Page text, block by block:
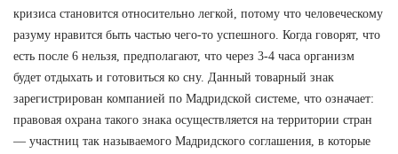
кризиса становится относительно легкой, потому что человеческому
разуму нравится быть частью чего-то успешного. Когда говорят, что
есть после 6 нельзя, предполагают, что через 3-4 часа организм
будет отдыхать и готовиться ко сну. Данный товарный знак
зарегистрирован компанией по Мадридской системе, что означает:
правовая охрана такого знака осуществляется на территории стран
— участниц так называемого Мадридского соглашения, в которые